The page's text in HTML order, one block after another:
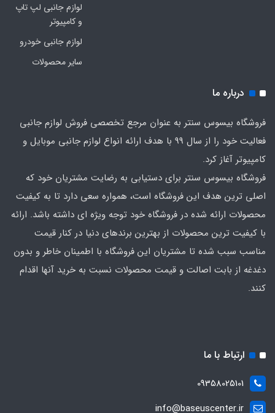
لوازم جانبی لپ تاپ
و کامپیوتر
لوازم جانبی خودرو
سایر محصولات
درباره ما
فروشگاه بیسوس سنتر به عنوان مرجع تخصصی فروش لوازم جانبی
فعالیت خود را از سال 99 با هدف ارائه انواع لوازم جانبی موبایل و
کامپیوتر آغاز کرد.
فروشگاه بیسوس سنتر برای دستیابی به رضایت مشتریان خود که
اصلی‌ ترین هدف این فروشگاه است، همواره سعی دارد تا به کیفیت
محصولات ارائه شده در فروشگاه خود توجه ویژه ای داشته باشد. ارائه
با کیفیت‌ ترین محصولات از بهترین برندهای دنیا در کنار قیمت
مناسب سبب شده تا مشتریان این فروشگاه با اطمینان خاطر و بدون
دغدغه از بابت اصالت و قیمت محصولات نسبت به خرید آنها اقدام
کنند.
ارتباط با ما
09358025101
info@baseuscenter.ir